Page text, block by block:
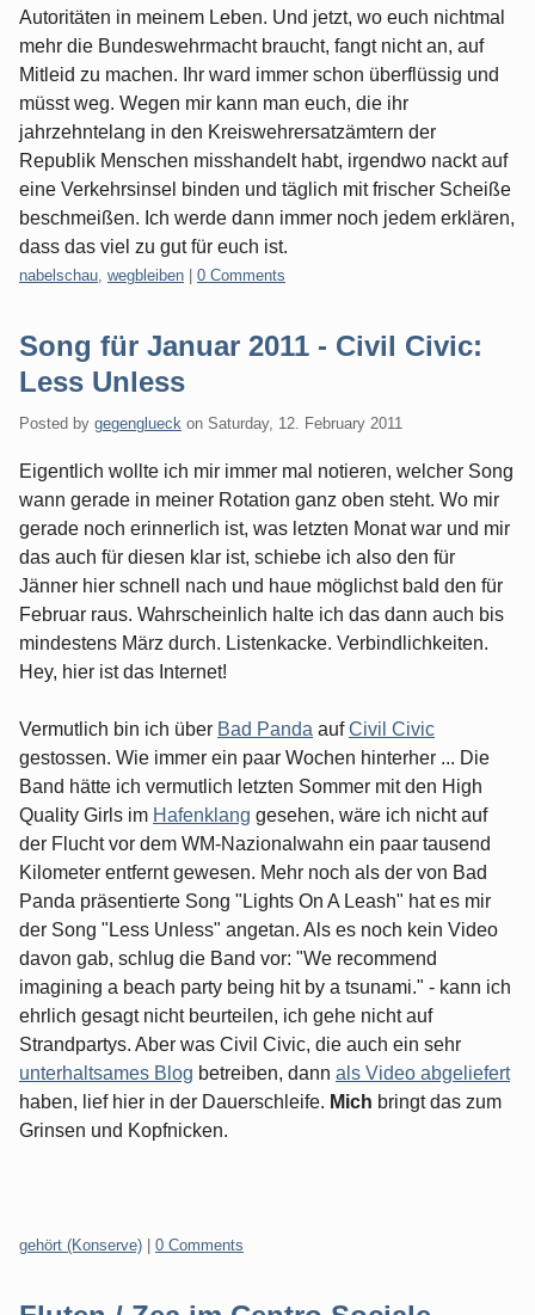
Autoritäten in meinem Leben. Und jetzt, wo euch nichtmal
mehr die Bundeswehrmacht braucht, fangt nicht an, auf
Mitleid zu machen. Ihr ward immer schon überflüssig und
müsst weg. Wegen mir kann man euch, die ihr
jahrzehntelang in den Kreiswehrersatzämtern der
Republik Menschen misshandelt habt, irgendwo nackt auf
eine Verkehrsinsel binden und täglich mit frischer Scheiße
beschmeißen. Ich werde dann immer noch jedem erklären,
dass das viel zu gut für euch ist.
Categories:
nabelschau wegbleiben 0 Comments
Song für Januar 2011 - Civil Civic:
Less Unless
Posted by gegenglueck on Saturday, 12. February 2011
Eigentlich wollte ich mir immer mal notieren, welcher Song
wann gerade in meiner Rotation ganz oben steht. Wo mir
gerade noch erinnerlich ist, was letzten Monat war und mir
das auch für diesen klar ist, schiebe ich also den für
Jänner hier schnell nach und haue möglichst bald den für
Februar raus. Wahrscheinlich halte ich das dann auch bis
mindestens März durch. Listenkacke. Verbindlichkeiten.
Hey, hier ist das Internet!
Vermutlich bin ich über Bad Panda aufCivil Civic
gestossen. Wie immer ein paar Wochen hinterher ... Die
Band hätte ich vermutlich letzten Sommer mit den High
Quality Girls im Hafenklang gesehen, wäre ich nicht auf
der Flucht vor dem WM-Nazionalwahn ein paar tausend
Kilometer entfernt gewesen. Mehr noch als der von Bad
Panda präsentierte Song "Lights On A Leash" hat es mir
der Song "Less Unless" angetan. Als es noch kein Video
davon gab, schlug die Band vor: "We recommend
imagining a beach party being hit by a tsunami." - kann ich
ehrlich gesagt nicht beurteilen, ich gehe nicht auf
Strandpartys. Aber was Civil Civic, die auch ein sehr
unterhaltsames Blog betreiben, dann als Video abgeliefert
haben, lief hier in der Dauerschleife. Mich bringt das zum
Grinsen und Kopfnicken.
Categories:
gehört (Konserve) 0 Comments